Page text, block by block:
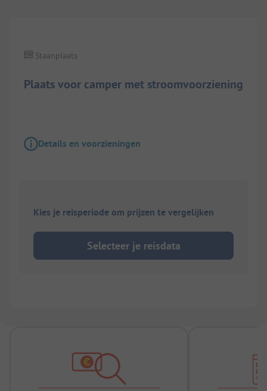
Plaats voor camper met stroomvoorziening
Staanplaats
Details en voorzieningen
Kies je reisperiode om prijzen te vergelijken
Selecteer je reisdata